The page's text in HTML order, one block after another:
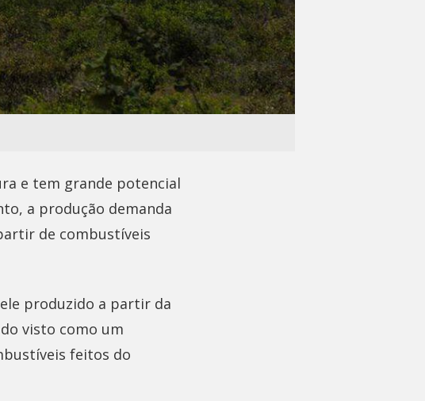
e tem grande potencial
a produção demanda
de combustíveis
produzido a partir da
visto como um
feitos do